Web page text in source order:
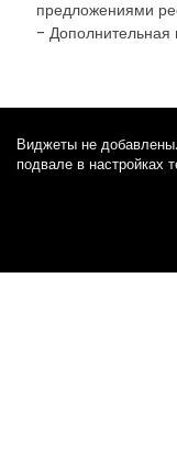
предложениями
-
Виджеты не
подвале в